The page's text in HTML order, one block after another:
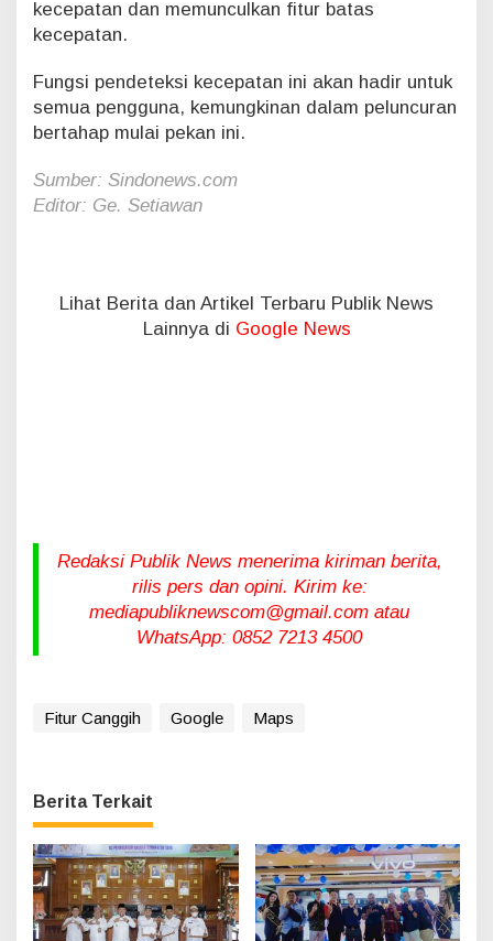
kecepatan dan memunculkan fitur batas
kecepatan.
Fungsi pendeteksi kecepatan ini akan hadir untuk
semua pengguna, kemungkinan dalam peluncuran
bertahap mulai pekan ini.
Sumber: Sindonews.com
Editor: Ge. Setiawan
Lihat Berita dan Artikel Terbaru Publik News
Lainnya di Google News
Redaksi Publik News menerima kiriman berita,
rilis pers dan opini. Kirim ke:
mediapubliknewscom@gmail.com atau
WhatsApp: 0852 7213 4500
Fitur Canggih Google Maps
Berita Terkait